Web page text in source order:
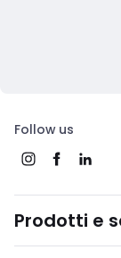
Follow us
Prodotti e